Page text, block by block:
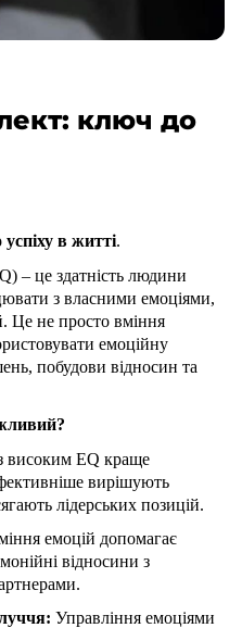
ключ до
в житті.
– це здатність людини
з власними емоціями,
Це не просто вміння
емоційну
побудови відносин та
високим EQ краще
вирішують
лідерських позицій.
емоцій допомагає
відносини з
Управління емоціями